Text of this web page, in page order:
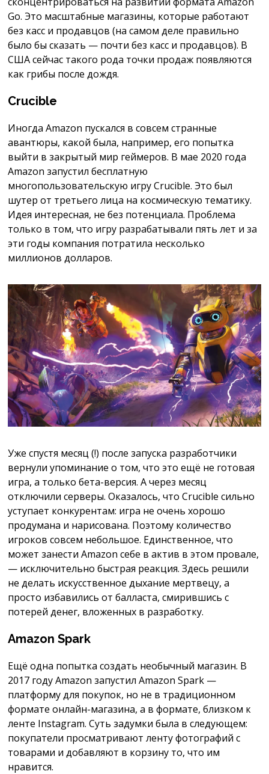
Go. Это масштабные магазины, которые работают
без касс и продавцов (на самом деле правильно
было бы сказать — почти без касс и продавцов). В
США сейчас такого рода точки продаж появляются
как грибы после дождя.
Crucible
Иногда Amazon пускался в совсем странные
авантюры, какой была, например, его попытка
выйти в закрытый мир геймеров. В мае 2020 года
Amazon запустил бесплатную
многопользовательскую игру Crucible. Это был
шутер от третьего лица на космическую тематику.
Идея интересная, не без потенциала. Проблема
только в том, что игру разрабатывали пять лет и за
эти годы компания потратила несколько
миллионов долларов.
Уже спустя месяц (!) после запуска разработчики
вернули упоминание о том, что это ещё не готовая
игра, а только бета-версия. А через месяц
отключили серверы. Оказалось, что Crucible сильно
уступает конкурентам: игра не очень хорошо
продумана и нарисована. Поэтому количество
игроков совсем небольшое. Единственное, что
может занести Amazon себе в актив в этом провале,
— исключительно быстрая реакция. Здесь решили
не делать искусственное дыхание мертвецу, а
просто избавились от балласта, смирившись с
потерей денег, вложенных в разработку.
Amazon Spark
Ещё одна попытка создать необычный магазин. В
2017 году Amazon запустил Amazon Spark —
платформу для покупок, но не в традиционном
формате онлайн-магазина, а в формате, близком к
ленте Instagram. Суть задумки была в следующем:
покупатели просматривают ленту фотографий с
товарами и добавляют в корзину то, что им
нравится.